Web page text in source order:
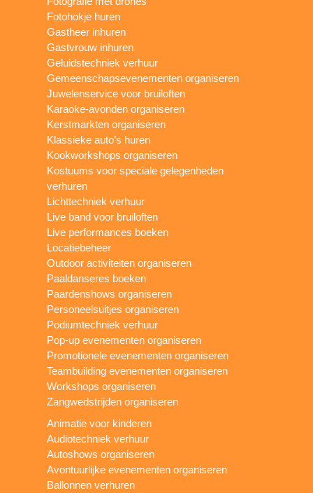
Fotohokje huren
Gastheer inhuren
Gastvrouw inhuren
Geluidstechniek verhuur
Gemeenschapsevenementen organiseren
Juwelenservice voor bruiloften
Karaoke-avonden organiseren
Kerstmarkten organiseren
Klassieke auto’s huren
Kookworkshops organiseren
Kostuums voor speciale gelegenheden
verhuren
Lichttechniek verhuur
Live band voor bruiloften
Live performances boeken
Locatiebeheer
Outdoor activiteiten organiseren
Paaldanseres boeken
Paardenshows organiseren
Personeelsuitjes organiseren
Podiumtechniek verhuur
Pop-up evenementen organiseren
Promotionele evenementen organiseren
Teambuilding evenementen organiseren
Workshops organiseren
Zangwedstrijden organiseren
Animatie voor kinderen
Audiotechniek verhuur
Autoshows organiseren
Avontuurlijke evenementen organiseren
Ballonnen verhuren